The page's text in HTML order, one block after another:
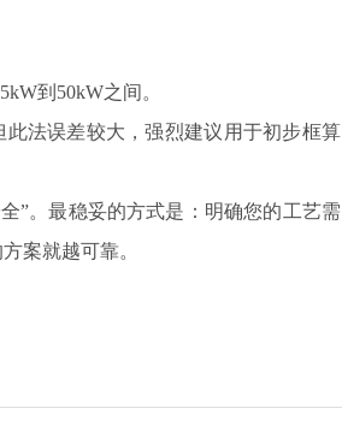
到50kW之间。
法误差较大，强烈建议用于初步框算
”。最稳妥的方式是：明确您的工艺需
案就越可靠。